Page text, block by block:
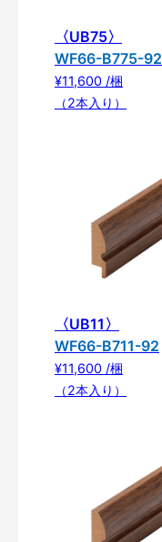
〈UB75〉
WF66-B775-92
¥11,600 /梱
（2本入り）
〈UB11〉
WF66-B711-92
¥11,600 /梱
（2本入り）